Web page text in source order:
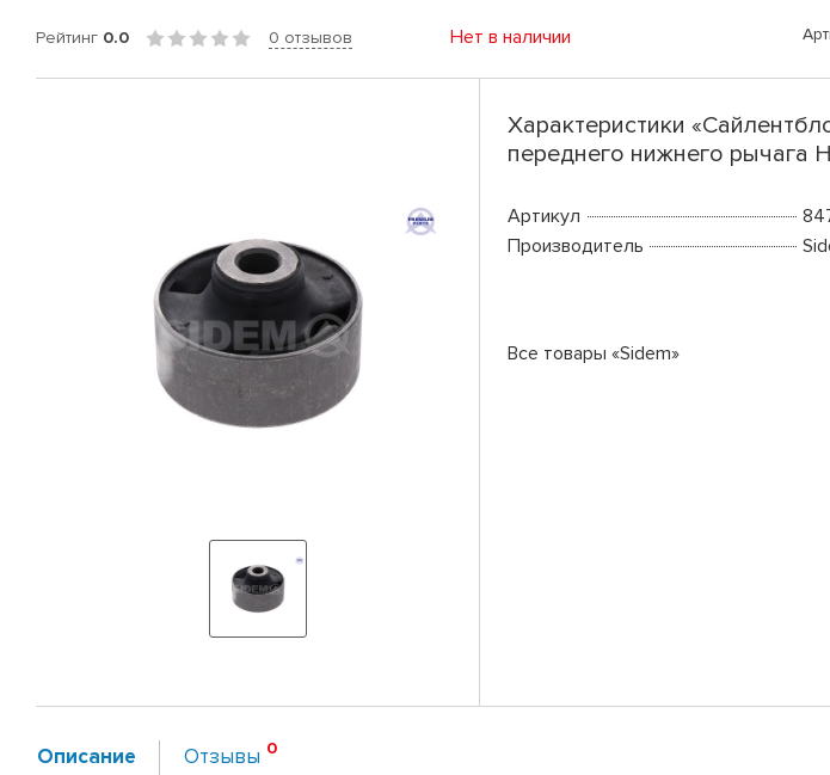
Рейтинг 0.0 0 отзывов Нет в наличии
Характеристики
переднего нижнего рычага
Артикул
Производитель
Все товары «Sidem»
Описание Отзывы